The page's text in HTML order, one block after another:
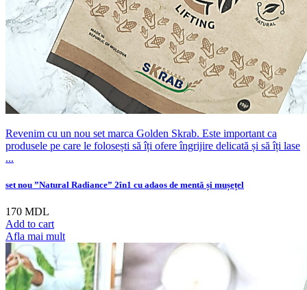
Revenim cu un nou set marca Golden Skrab. Este important ca
produsele pe care le folosești să îți ofere îngrijire delicată și să îți lase
...
set nou ”Natural Radiance” 2în1 cu adaos de mentă și mușețel
170 MDL
Add to cart
Afla mai mult